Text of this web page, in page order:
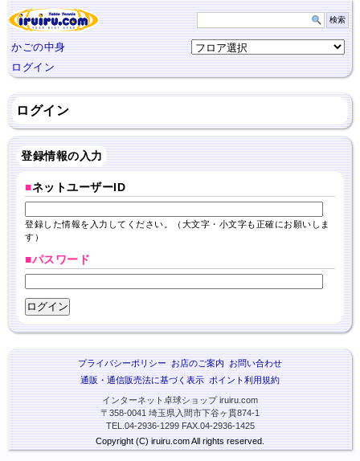
かごの中身
ログイン
ログイン
登録情報の入力
■ネットユーザーID
登録した情報を入力してください。（大文字・小文字も正確にお願いしま
す）
■パスワード
プライバシーポリシー お店のご案内 お問い合わせ
通販・通信販売法に基づく表示 ポイント利用規約
インターネット卓球ショップ iruiru.com
〒358-0041 埼玉県入間市下谷ヶ貫874-1
TEL.04-2936-1299 FAX.04-2936-1425
Copyright (C) iruiru.com All rights reserved.